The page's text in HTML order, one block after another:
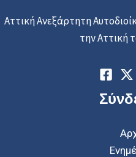
Αττική Ανεξάρτητη
την Αττική